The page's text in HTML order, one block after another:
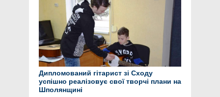
Дипломований гітарист зі Сходу
успішно реалізовує свої творчі плани на
Шполянщині